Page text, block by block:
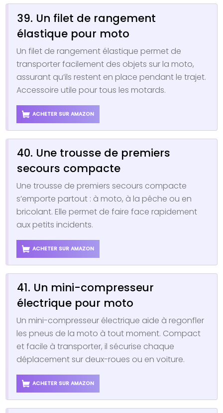
39. Un filet de rangement
élastique pour moto
Un filet de rangement élastique permet de
transporter facilement des objets sur la moto,
assurant qu’ils restent en place pendant le trajet.
Accessoire utile pour tous les motards.
ACHETER SUR AMAZON
40. Une trousse de premiers
secours compacte
Une trousse de premiers secours compacte
s’emporte partout : à moto, à la pêche ou en
bricolant. Elle permet de faire face rapidement
aux petits incidents.
ACHETER SUR AMAZON
41. Un mini-compresseur
électrique pour moto
Un mini-compresseur électrique aide à regonfler
les pneus de la moto à tout moment. Compact
et facile à transporter, il sécurise chaque
déplacement sur deux-roues ou en voiture.
ACHETER SUR AMAZON